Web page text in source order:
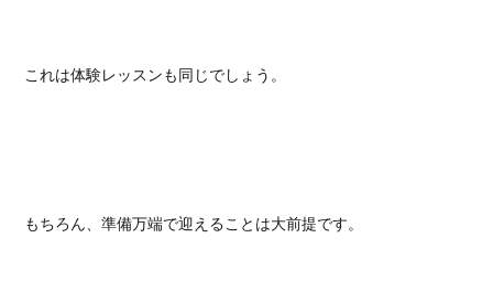
これは体験レッスンも同じでしょう。
もちろん、準備万端で迎えることは大前提です。